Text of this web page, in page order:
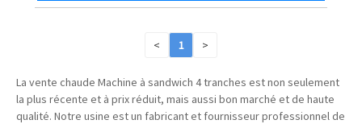
< 1 >
La vente chaude Machine à sandwich 4 tranches est non seulement
la plus récente et à prix réduit, mais aussi bon marché et de haute
qualité. Notre usine est un fabricant et fournisseur professionnel de